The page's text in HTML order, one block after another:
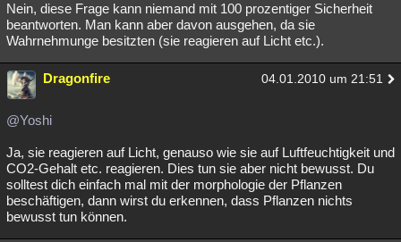
Nein, diese Frage kann niemand mit 100 prozentiger Sicherheit
beantworten. Man kann aber davon ausgehen, da sie
Wahrnehmunge besitzten (sie reagieren auf Licht etc.).
Dragonfire 04.01.2010 um 21:51
@Yoshi
Ja, sie reagieren auf Licht, genauso wie sie auf Luftfeuchtigkeit und
CO2-Gehalt etc. reagieren. Dies tun sie aber nicht bewusst. Du
solltest dich einfach mal mit der morphologie der Pflanzen
beschäftigen, dann wirst du erkennen, dass Pflanzen nichts
bewusst tun können.